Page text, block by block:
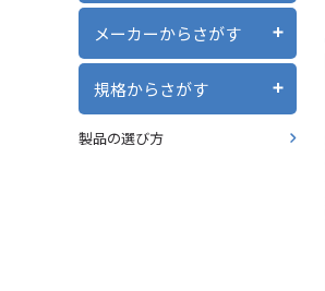
メーカーからさがす
規格からさがす
製品の選び方